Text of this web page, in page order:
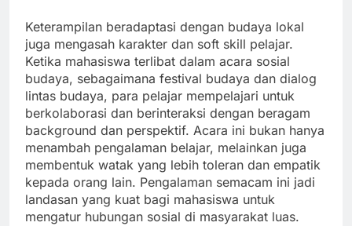
Keterampilan beradaptasi dengan budaya lokal
juga mengasah karakter dan soft skill pelajar.
Ketika mahasiswa terlibat dalam acara sosial
budaya, sebagaimana festival budaya dan dialog
lintas budaya, para pelajar mempelajari untuk
berkolaborasi dan berinteraksi dengan beragam
background dan perspektif. Acara ini bukan hanya
menambah pengalaman belajar, melainkan juga
membentuk watak yang lebih toleran dan empatik
kepada orang lain. Pengalaman semacam ini jadi
landasan yang kuat bagi mahasiswa untuk
mengatur hubungan sosial di masyarakat luas.